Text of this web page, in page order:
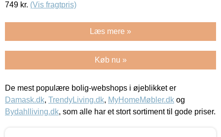
749 kr. (Vis fragtpris)
Læs mere »
Køb nu »
De mest populære bolig-webshops i øjeblikket er
Damask.dk, TrendyLiving.dk, MyHomeMøbler.dk og
Bydahlliving.dk, som alle har et stort sortiment til gode priser.